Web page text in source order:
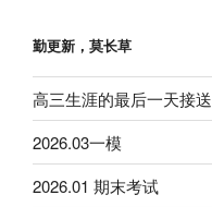
勤更新，莫长草
高三生涯的最后一天接送
2026.03一模
2026.01 期末考试